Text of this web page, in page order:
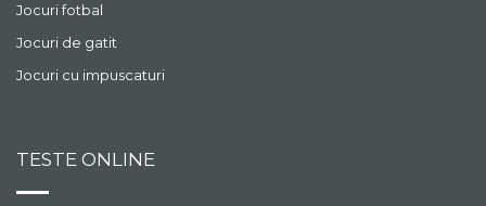
Jocuri fotbal
Jocuri de gatit
Jocuri cu impuscaturi
TESTE ONLINE